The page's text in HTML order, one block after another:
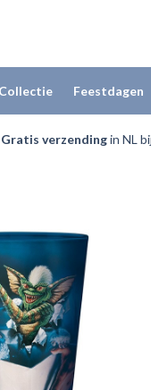
Feestdagen
Gratis verzendingin NL